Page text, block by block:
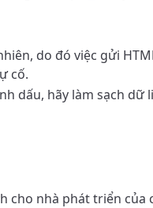
do đó việc gửi
cố.
dấu, hãy làm sạch dữ
nhà phát triển của